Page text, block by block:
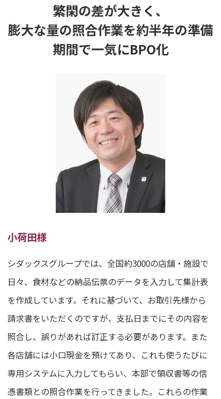
繁閑の差が大きく、
膨大な量の照合作業を約半年の準備
期間で一気にBPO化
小荷田様
シダックスグループでは、全国約3000の店舗・施設で
日々、食材などの納品伝票のデータを入力して集計表
を作成しています。それに基づいて、お取引先様から
請求書をいただくのですが、支払日までにその内容を
照合し、誤りがあれば訂正する必要があります。また
各店舗には小口現金を預けてあり、これも使うたびに
専用システムに入力してもらい、本部で領収書等の信
憑書類との照合作業を行ってきました。これらの作業